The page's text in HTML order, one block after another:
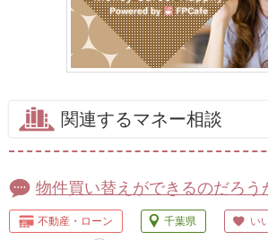
関連するマネー相談
物件買い替えができるのだろう
不動産・ローン 千葉県 い